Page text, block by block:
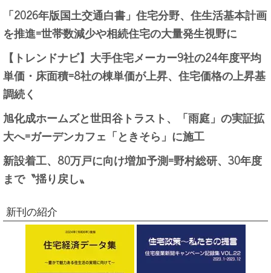
「2026年版国土交通白書」住宅分野、住生活基本計画
を推進=世帯数減少や相続住宅の大量発生視野に
【トレンドナビ】大手住宅メーカー9社の24年度平均
単価・床面積=8社の棟単価が上昇、住宅価格の上昇基
調続く
旭化成ホームズと世田谷トラスト、「雨庭」の実証拡
大へ=ガーデンカフェ「ときそら」に施工
新設着工、80万戸に向け増加予測=野村総研、30年度
まで〝揺り戻し〟
新刊の紹介